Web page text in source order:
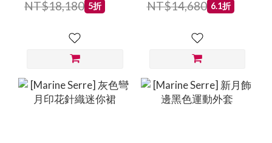
NT$18,180 5折
NT$14,680 6.1折